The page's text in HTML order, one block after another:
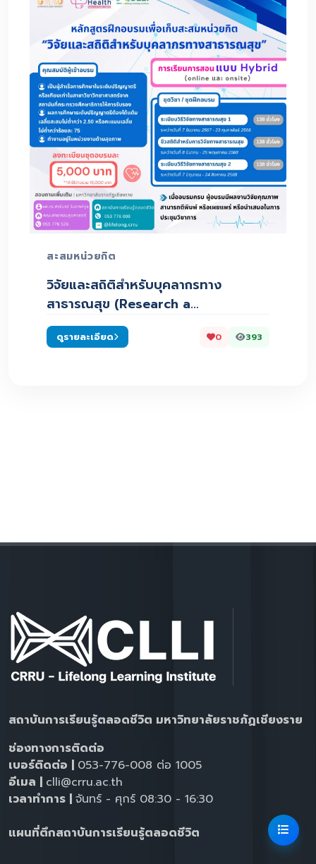
สะสมหน่วยกิต
วิจัยและสถิติสำหรับบุคลากรทาง
สาธารณสุข (Research a…
ดูรายละเอียด 0 393
สถาบันการเรียนรู้ตลอดชีวิต มหาวิทยาลัยราชภัฏเชียงราย
ช่องทางการติดต่อ
เบอร์ติดต่อ | 053-776-008 ต่อ 1005
อีเมล | clli@crru.ac.th
เวลาทำการ | จันทร์ - ศุกร์ 08:30 - 16:30
แผนที่ตึกสถาบันการเรียนรู้ตลอดชีวิต